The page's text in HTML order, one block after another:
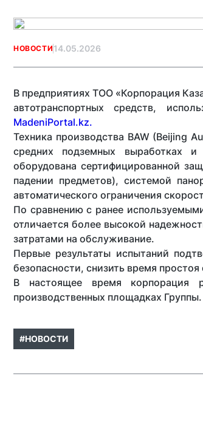
НОВОСТИ 14.05.2026
В предприятиях ТОО «Корпорация
автотранспортных средств,
MadeniPortal.kz.
Техника производства BAW (Beijing
средних подземных выработках
оборудована сертифицированной
падении предметов), системой
автоматического ограничения
По сравнению с ранее
отличается более высокой
затратами на обслуживание.
Первые результаты испытаний
безопасности, снизить время
В настоящее время корпорация
производственных площадках Группы.
#НОВОСТИ